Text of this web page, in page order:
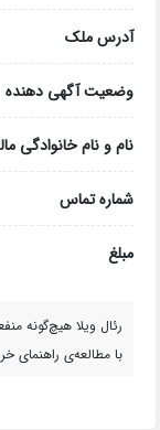
آدرس ملک
وضعیت آگهی دهنده
نام و نام خانوادگی
شماره تماس
مبلغ
رئال ویلا هیچ‌گونه
با مطالعه‌ی راهنمای